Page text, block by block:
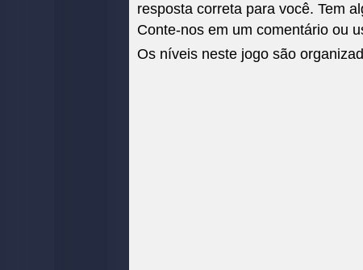
resposta correta para você. Tem
Conte-nos em um comentário ou
Os níveis neste jogo são